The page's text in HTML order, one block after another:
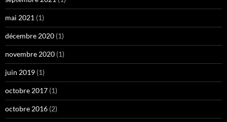
mai 2021 (1)
décembre 2020 (1)
novembre 2020 (1)
juin 2019 (1)
octobre 2017 (1)
octobre 2016 (2)